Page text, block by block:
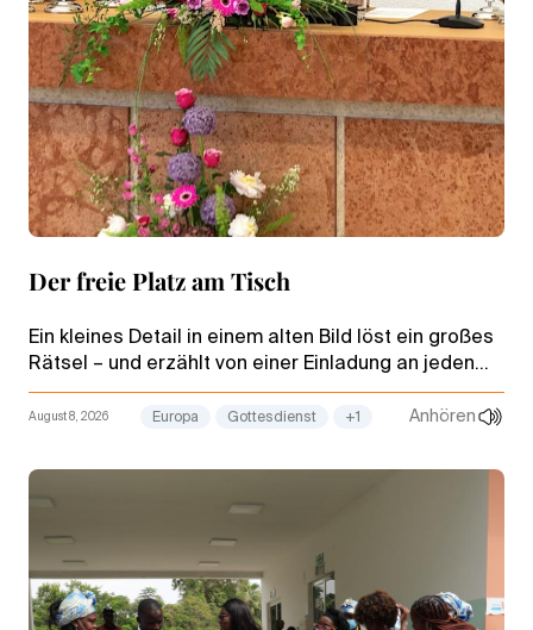
Der freie Platz am Tisch
Ein kleines Detail in einem alten Bild löst ein großes
Rätsel – und erzählt von einer Einladung an jeden
Menschen: der Scharfblick aus einem Gottesdienst
mit dem Stammapostel.
August 8, 2026 Europa Gottesdienst +1 Anhören